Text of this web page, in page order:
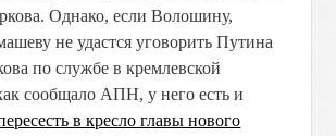
Однако, если Волошину,
не удастся уговорить Путина
по службе в кремлевской
сообщало АПН, у него есть и
в кресло главы нового